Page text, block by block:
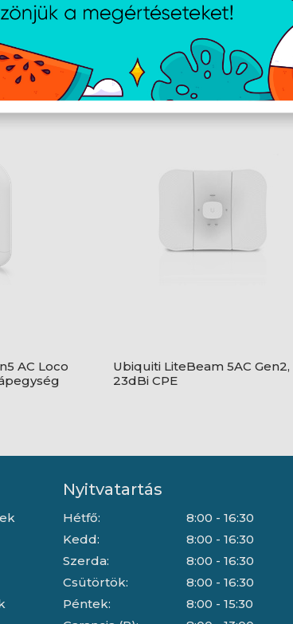
AJÁNLATUNKBÓL
AC Loco
Ubiquiti LiteBeam 5AC Gen2,
23dBi CPE
Nyitvatartás
Hétfő:
Kedd:
Szerda:
Csütörtök:
Péntek:
8:00 - 16:30
8:00 - 16:30
8:00 - 16:30
8:00 - 16:30
8:00 - 15:30